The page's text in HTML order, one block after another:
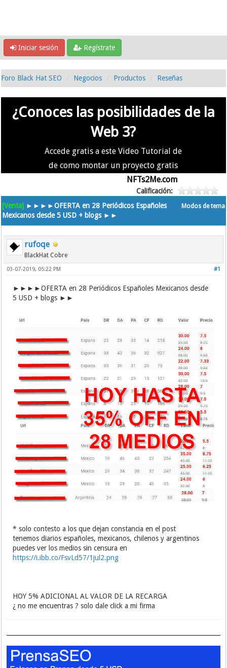
Iniciar sesión Regístrate
Foro Black Hat SEO Negocios Productos Reseñas
¿Conoces las posibilidades de la
Web 3?
Accede gratis a este Video Tutorial de
de como montar un proyecto gratis
NFTs2Me.com
Calificación:
Modos de tema
[Venta] ►►►►OFERTA en 28 Periódicos Españoles
Mexicanos desde 5 USD + blogs ►►
rufoqe
BlackHat Cobre
#1
03-07-2019, 05:22 PM
►►►►OFERTA en 28 Periódicos Españoles Mexicanos desde
5 USD + blogs ►►
* solo contesto a los que dejan constancia en el post
tenemos diarios españoles, mexicanos, chilenos y argentinos
puedes ver los medios sin censura en
https://i.ibb.co/FsvLd57/1jul2.png
HOY 5% ADICIONAL AL VALOR DE LA RECARGA
¿ no me encuentras ? solo dale click a mi firma